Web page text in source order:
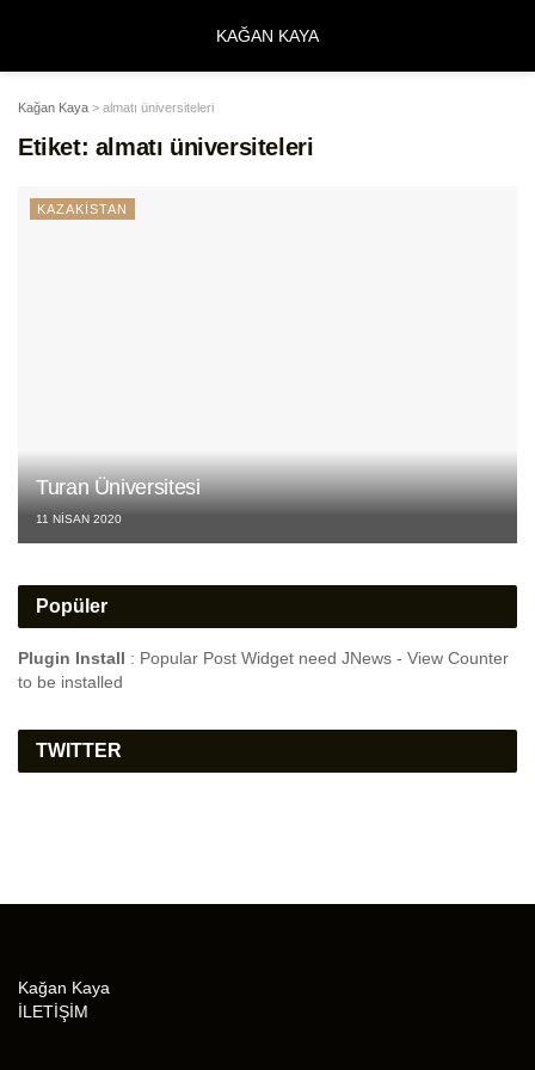
KAĞAN KAYA
Kağan Kaya > almatı üniversiteleri
Etiket: almatı üniversiteleri
KAZAKİSTAN
Turan Üniversitesi
11 NISAN 2020
Popüler
Plugin Install : Popular Post Widget need JNews - View Counter
to be installed
TWITTER
Kağan Kaya
İLETİŞİM